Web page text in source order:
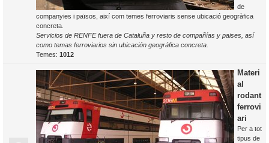
de
companyies i països, així com temes ferroviaris sense ubicació geogràfica
concreta.
Servicios de RENFE fuera de Cataluña y resto de compañías y paises, así
como temas ferroviarios sin ubicación geográfica concreta.
Temes: 1012
Materi
al
rodant
ferrovi
ari
Per a tot
tipus de